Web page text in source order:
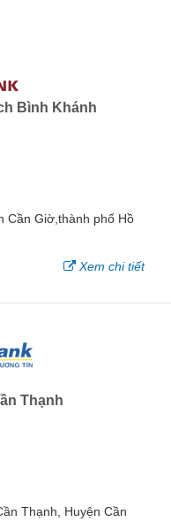
Bình Khánh
Cần Giờ,thành phố Hồ
Xem chi tiết
Thạnh
Thạnh, Huyện Cần